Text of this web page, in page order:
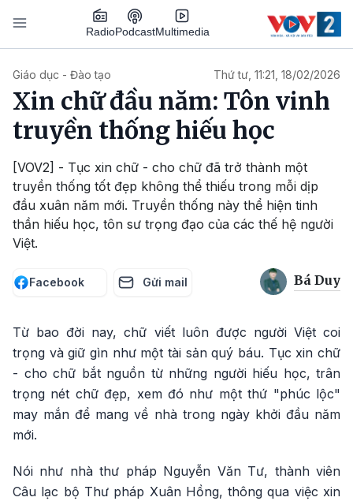
Nhảy đến nội dung
RadioPodcastMultimedia
Giáo dục - Đào tạo Thứ tư, 11:21, 18/02/2026
Xin chữ đầu năm: Tôn vinh
truyền thống hiếu học
[VOV2] - Tục xin chữ - cho chữ đã trở thành một
truyền thống tốt đẹp không thể thiếu trong mỗi dịp
đầu xuân năm mới. Truyền thống này thể hiện tinh
thần hiếu học, tôn sư trọng đạo của các thế hệ người
Việt.
Facebook Gửi mail Bá Duy
Từ bao đời nay, chữ viết luôn được người Việt coi
trọng và giữ gìn như một tài sản quý báu. Tục xin chữ
- cho chữ bắt nguồn từ những người hiếu học, trân
trọng nét chữ đẹp, xem đó như một thứ "phúc lộc"
may mắn để mang về nhà trong ngày khởi đầu năm
mới.
Nói như nhà thư pháp Nguyễn Văn Tư, thành viên
Câu lạc bộ Thư pháp Xuân Hồng, thông qua việc xin